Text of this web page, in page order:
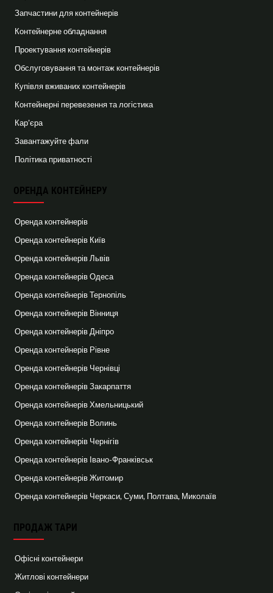
Запчастини для контейнерів
Контейнерне обладнання
Проектування контейнерів
Обслуговування та монтаж контейнерів
Купівля вживаних контейнерів
Контейнерні перевезення та логістика
Кар’єра
Завантажуйте фали
Політика приватності
ОРЕНДА КОНТЕЙНЕРУ
Оренда контейнерів
Оренда контейнерів Київ
Оренда контейнерів Львів
Оренда контейнерів Одеса
Оренда контейнерів Тернопіль
Оренда контейнерів Вінниця
Оренда контейнерів Дніпро
Оренда контейнерів Рівне
Оренда контейнерів Чернівці
Оренда контейнерів Закарпаття
Оренда контейнерів Хмельницький
Оренда контейнерів Волинь
Оренда контейнерів Чернігів
Оренда контейнерів Івано-Франківськ
Оренда контейнерів Житомир
Оренда контейнерів Черкаси, Суми, Полтава, Миколаїв
ПРОДАЖ ТАРИ
Офісні контейнери
Житлові контейнери